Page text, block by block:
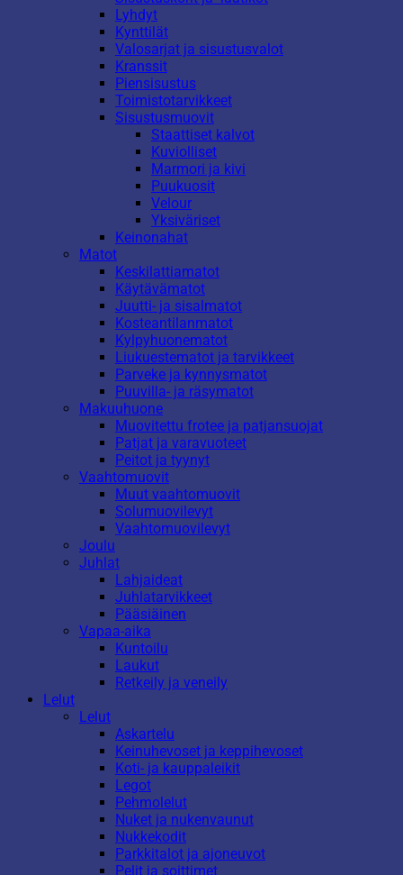
Lyhdyt
Kynttilät
Valosarjat ja sisustusvalot
Kranssit
Piensisustus
Toimistotarvikkeet
Sisustusmuovit
Staattiset kalvot
Kuviolliset
Marmori ja kivi
Puukuosit
Velour
Yksiväriset
Keinonahat
Matot
Keskilattiamatot
Käytävämatot
Juutti- ja sisalmatot
Kosteantilanmatot
Kylpyhuonematot
Liukuestematot ja tarvikkeet
Parveke ja kynnysmatot
Puuvilla- ja räsymatot
Makuuhuone
Muovitettu frotee ja patjansuojat
Patjat ja varavuoteet
Peitot ja tyynyt
Vaahtomuovit
Muut vaahtomuovit
Solumuovilevyt
Vaahtomuovilevyt
Joulu
Juhlat
Lahjaideat
Juhlatarvikkeet
Pääsiäinen
Vapaa-aika
Kuntoilu
Laukut
Retkeily ja veneily
Lelut
Lelut
Askartelu
Keinuhevoset ja keppihevoset
Koti- ja kauppaleikit
Legot
Pehmolelut
Nuket ja nukenvaunut
Nukkekodit
Parkkitalot ja ajoneuvot
Pelit ja soittimet